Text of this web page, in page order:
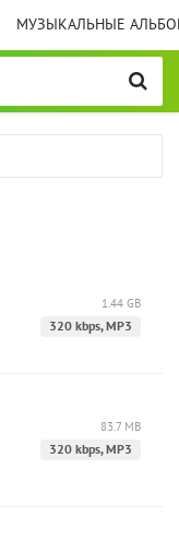
МУЗЫКАЛЬНЫЕ
1.44 GB
320 kbps, MP3
83.7 MB
320 kbps, MP3